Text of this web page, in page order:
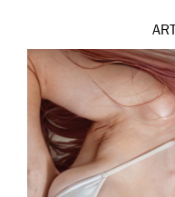
ART